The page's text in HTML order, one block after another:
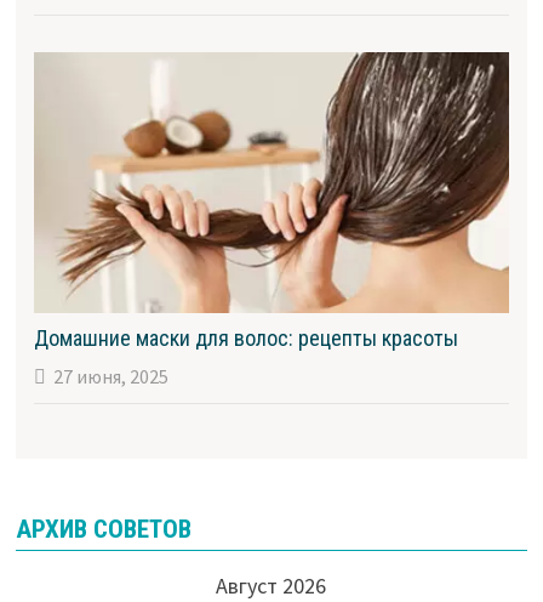
Домашние маски для волос: рецепты красоты
27 июня, 2025
АРХИВ СОВЕТОВ
Август 2026